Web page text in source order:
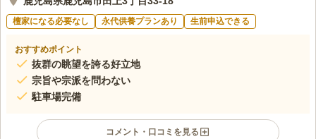
檀家になる必要なし 永代供養プランあり 生前申込できる
おすすめポイント
抜群の眺望を誇る好立地
宗旨や宗派を問わない
駐車場完備
コメント・口コミを見る